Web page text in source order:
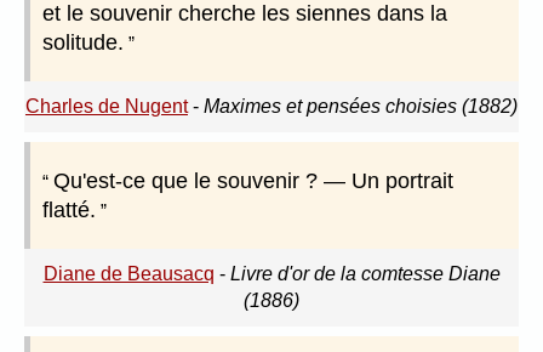
et le souvenir cherche les siennes dans la
solitude.
Charles de Nugent- Maximes et pensées choisies (1882)
Qu'est-ce que le souvenir ? — Un portrait
flatté.
Diane de Beausacq - Livre d'or de la comtesse Diane
(1886)